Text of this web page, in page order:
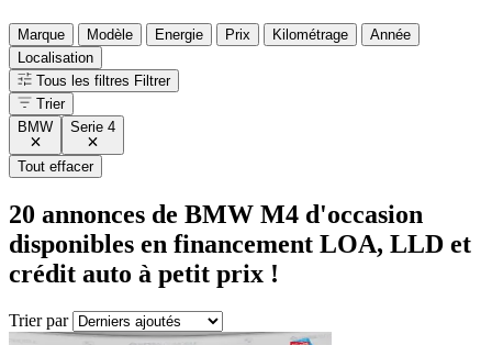
Marque Modèle Energie Prix Kilométrage
Année
Localisation
Tous les filtres Filtrer
Trier
BMW
Serie 4
Tout effacer
20 annonces de BMW M4 d'occasion
disponibles en financement LOA, LLD et
crédit auto à petit prix !
Trier par